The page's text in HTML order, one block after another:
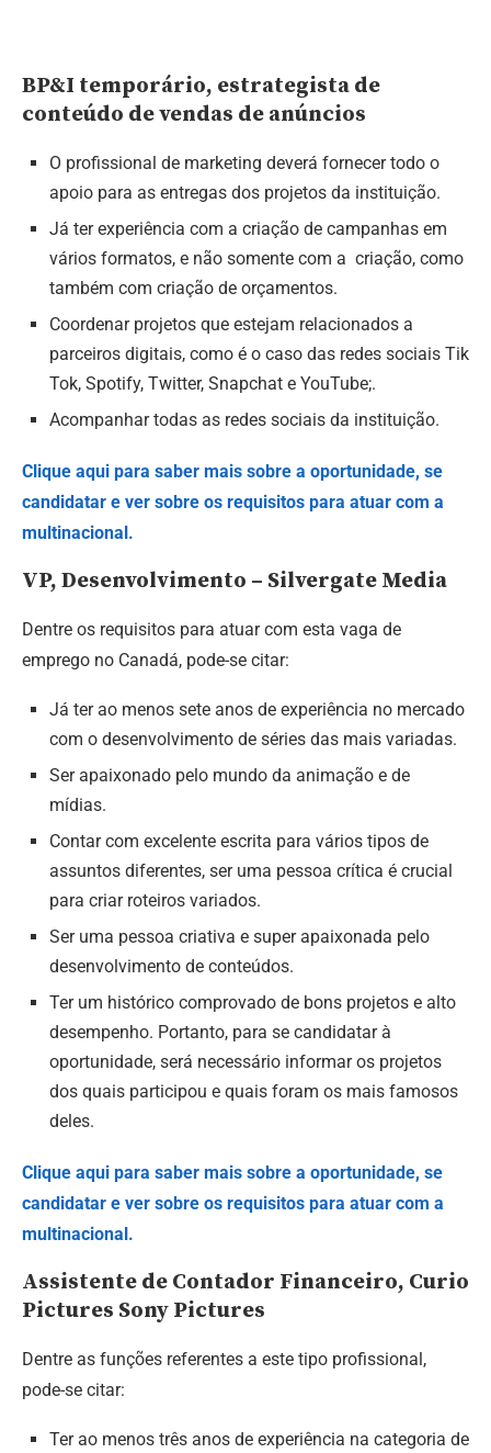
BP&I temporário, estrategista de
conteúdo de vendas de anúncios
O profissional de marketing deverá fornecer todo o
apoio para as entregas dos projetos da instituição.
Já ter experiência com a criação de campanhas em
vários formatos, e não somente com a criação, como
também com criação de orçamentos.
Coordenar projetos que estejam relacionados a
parceiros digitais, como é o caso das redes sociais Tik
Tok, Spotify, Twitter, Snapchat e YouTube;.
Acompanhar todas as redes sociais da instituição.
Clique aqui para saber mais sobre a oportunidade, se
candidatar e ver sobre os requisitos para atuar com a
multinacional.
VP, Desenvolvimento – Silvergate Media
Dentre os requisitos para atuar com esta vaga de
emprego no Canadá, pode-se citar:
Já ter ao menos sete anos de experiência no mercado
com o desenvolvimento de séries das mais variadas.
Ser apaixonado pelo mundo da animação e de
mídias.
Contar com excelente escrita para vários tipos de
assuntos diferentes, ser uma pessoa crítica é crucial
para criar roteiros variados.
Ser uma pessoa criativa e super apaixonada pelo
desenvolvimento de conteúdos.
Ter um histórico comprovado de bons projetos e alto
desempenho. Portanto, para se candidatar à
oportunidade, será necessário informar os projetos
dos quais participou e quais foram os mais famosos
deles.
Clique aqui para saber mais sobre a oportunidade, se
candidatar e ver sobre os requisitos para atuar com a
multinacional.
Assistente de Contador Financeiro, Curio
Pictures Sony Pictures
Dentre as funções referentes a este tipo profissional,
pode-se citar:
Ter ao menos três anos de experiência na categoria de